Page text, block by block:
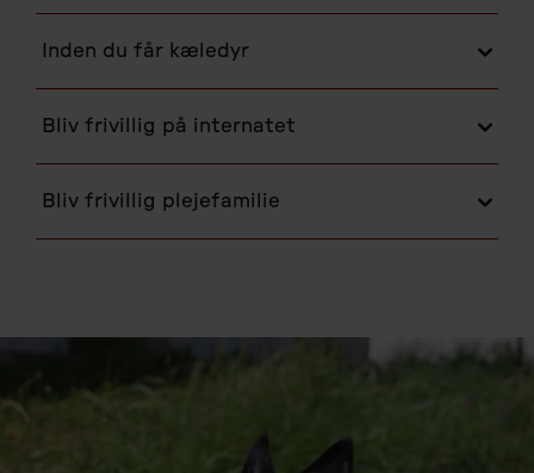
Inden du får kæledyr
Bliv frivillig på internatet
Bliv frivillig plejefamilie